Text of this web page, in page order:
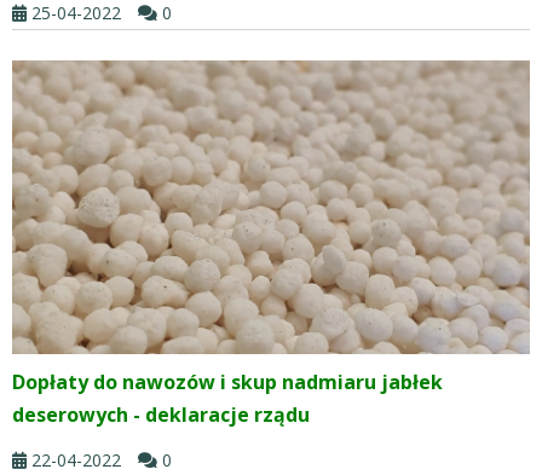
25-04-2022 0
Dopłaty do nawozów i skup nadmiaru jabłek
deserowych - deklaracje rządu
22-04-2022 0